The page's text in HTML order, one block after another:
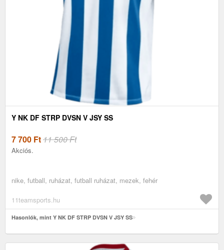
Y NK DF STRP DVSN V JSY SS
7 700 Ft11 500 Ft
Akciós.
nike, futball, ruházat, futball ruházat, mezek, fehér
11teamsports.hu
Hasonlók, mint Y NK DF STRP DVSN V JSY SS